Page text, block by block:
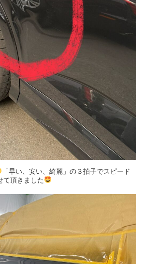
「早い、安い、綺麗」の３拍子でスピード
て頂きました